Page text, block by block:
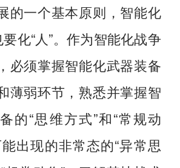
的一个基本原则，智能化
要化“人”。作为智能化战争
必须掌握智能化武器装备
薄弱环节，熟悉并掌握智
的“思维方式”和“常规动
出现的非常态的“异常思